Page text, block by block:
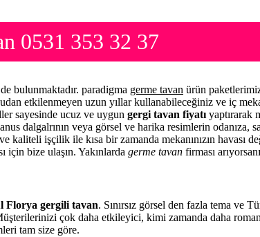
0531 353 32 37
bulunmaktadır. paradigma germe tavan ürün
etkilenmeyen uzun yıllar kullanabileceğiniz ve iç
sayesinde ucuz ve uygun gergi tavan fiyatı yaptırarak
dalgalrının veya görsel ve harika resimlerin
işçilik ile kısa bir zamanda mekanınızın havası
için bize ulaşın. Yakınlarda germe tavan firması
Florya gergili tavan. Sınırsız görsel den fazla tema ve
çok daha etkileyici, kimi zamanda daha
tam size göre.